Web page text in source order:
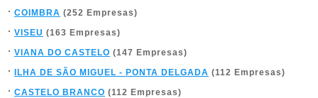
COIMBRA (252 Empresas)
VISEU (163 Empresas)
VIANA DO CASTELO (147 Empresas)
ILHA DE SÃO MIGUEL - PONTA DELGADA (112 Empresas)
CASTELO BRANCO (112 Empresas)